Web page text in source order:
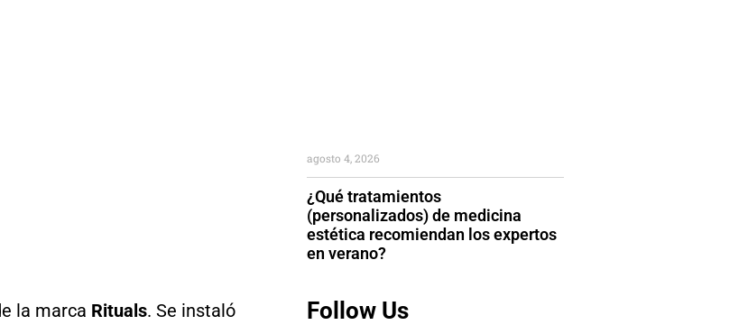
la marca Rituals. Se instaló
¿Qué tratamientos
(personalizados) de medicina
estética recomiendan los expertos
en verano?
agosto 4, 2026
Follow Us